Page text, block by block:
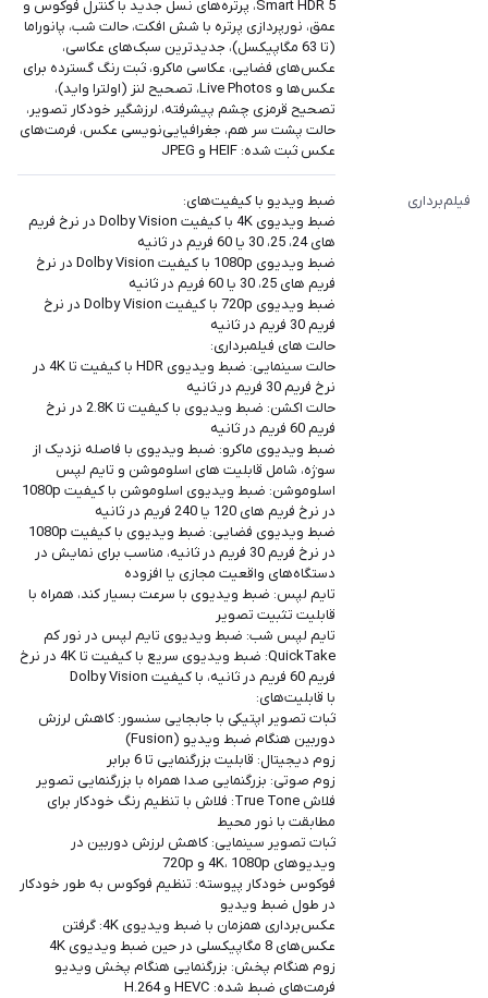
Smart HDR 5، پرتره‌های نسل جدید با کنترل فوکوس و
عمق، نورپردازی پرتره با شش افکت، حالت شب، پانوراما
(تا 63 مگاپیکسل)، جدیدترین سبک‌های عکاسی،
عکس‌های فضایی، عکاسی ماکرو، ثبت رنگ گسترده برای
عکس‌ها و Live Photos، تصحیح لنز (اولترا واید)،
تصحیح قرمزی چشم پیشرفته، لرزشگیر خودکار تصویر،
حالت پشت سر هم، جغرافیایی‌نویسی عکس، فرمت‌های
عکس ثبت شده: HEIF و JPEG
فیلم‌برداری
ضبط ویدیو با کیفیت‎‎‎‎‎های:
ضبط ویدیوی 4K با کیفیت Dolby Vision در نرخ فریم
های 24، 25، 30 یا 60 فریم در ثانیه
ضبط ویدیوی 1080p با کیفیت Dolby Vision در نرخ
فریم های 25، 30 یا 60 فریم در ثانیه
ضبط ویدیوی 720p با کیفیت Dolby Vision در نرخ
فریم 30 فریم در ثانیه
حالت های فیلمبرداری:
حالت سینمایی: ضبط ویدیوی HDR با کیفیت تا 4K در
نرخ فریم 30 فریم در ثانیه
حالت اکشن: ضبط ویدیوی با کیفیت تا 2.8K در نرخ
فریم 60 فریم در ثانیه
ضبط ویدیوی ماکرو: ضبط ویدیوی با فاصله نزدیک از
سوژه، شامل قابلیت های اسلوموشن و تایم لپس
اسلوموشن: ضبط ویدیوی اسلوموشن با کیفیت 1080p
در نرخ فریم های 120 یا 240 فریم در ثانیه
ضبط ویدیوی فضایی: ضبط ویدیوی با کیفیت 1080p
در نرخ فریم 30 فریم در ثانیه، مناسب برای نمایش در
دستگاه‌های واقعیت مجازی یا افزوده
تایم لپس: ضبط ویدیوی با سرعت بسیار کند، همراه با
قابلیت تثبیت تصویر
تایم لپس شب: ضبط ویدیوی تایم لپس در نور کم
QuickTake: ضبط ویدیوی سریع با کیفیت تا 4K در نرخ
فریم 60 فریم در ثانیه، با کیفیت Dolby Vision
با قابلیت‎‎‎‎‎‎های:
ثبات تصویر اپتیکی با جابجایی سنسور: کاهش لرزش
دوربین هنگام ضبط ویدیو (Fusion)
زوم دیجیتال: قابلیت بزرگنمایی تا 6 برابر
زوم صوتی: بزرگنمایی صدا همراه با بزرگنمایی تصویر
فلاش True Tone: فلاش با تنظیم رنگ خودکار برای
مطابقت با نور محیط
ثبات تصویر سینمایی: کاهش لرزش دوربین در
ویدیوهای 4K، 1080p و 720p
فوکوس خودکار پیوسته: تنظیم فوکوس به طور خودکار
در طول ضبط ویدیو
عکس‌برداری همزمان با ضبط ویدیوی 4K: گرفتن
عکس‌های 8 مگاپیکسلی در حین ضبط ویدیوی 4K
زوم هنگام پخش: بزرگنمایی هنگام پخش ویدیو
فرمت‌های ضبط شده: HEVC و H.264